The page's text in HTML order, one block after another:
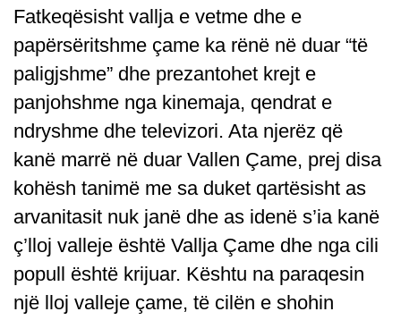
Fatkeqësisht vallja e vetme dhe e
papërsëritshme çame ka rënë në duar “të
paligjshme” dhe prezantohet krejt e
panjohshme nga kinemaja, qendrat e
ndryshme dhe televizori. Ata njerëz që
kanë marrë në duar Vallen Çame, prej disa
kohësh tanimë me sa duket qartësisht as
arvanitasit nuk janë dhe as idenë s’ia kanë
ç’lloj valleje është Vallja Çame dhe nga cili
popull është krijuar. Kështu na paraqesin
një lloj valleje çame, të cilën e shohin